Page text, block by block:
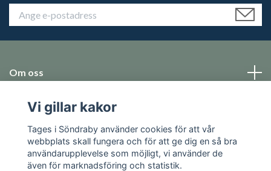
Om oss
Emballage
Sociala medier
Vi gillar kakor
Tages i Söndraby använder cookies för att vår
webbplats skall fungera och för att ge dig en så bra
användarupplevelse som möjligt, vi använder de
även för marknadsföring och statistik.